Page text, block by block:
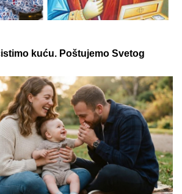
NOSI - najređe je
u ovom izdanju, a baš joj
figuru, a onda se vratila
stilu
Црна Гора следећа у војном
и Приштине